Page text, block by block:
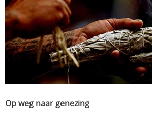
Op weg naar genezing